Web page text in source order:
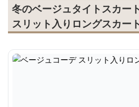
冬のベージュタイトスカー
スリット入りロングスカート